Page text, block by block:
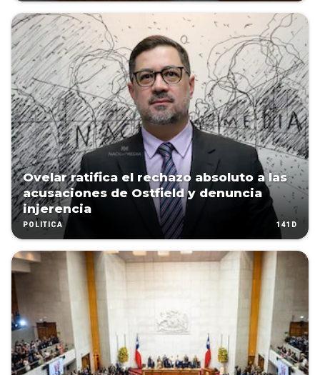
Ovelar ratifica el rechazo absoluto a las
acusaciones de Ostfield y denuncia
injerencia
POLÍTICA 141D